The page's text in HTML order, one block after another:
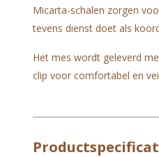
Micarta-schalen zorgen
tevens dienst doet als
Het mes wordt geleverd
clip voor comfortabel en